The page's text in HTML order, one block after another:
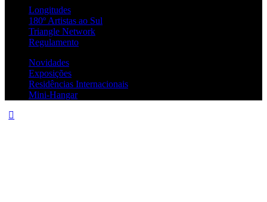
Longitudes
180º Artistas ao Sul
Triangle Network
Regulamento
Novidades
Exposições
Residências Internacionais
Mini-Hangar